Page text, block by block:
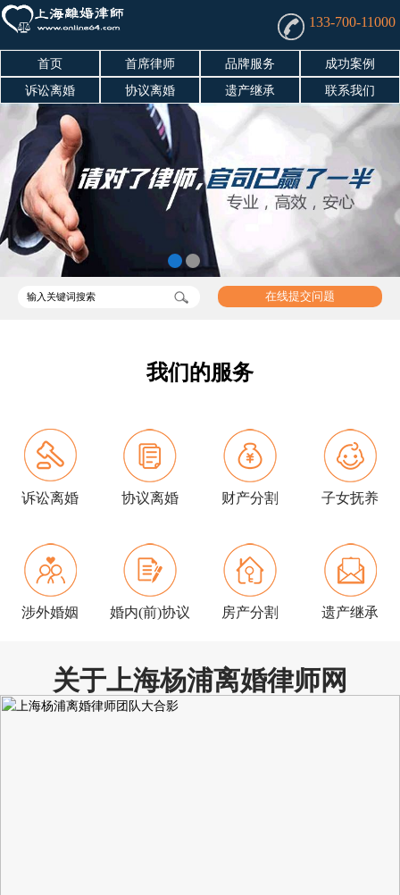
133-700-11000
首页 首席律师 品牌服务
成功案例
诉讼离婚
协议离婚 遗产继承 联系我们
在线提交问题
我们的服务
诉讼离婚 协议离婚 财产分割 子女抚养
涉外婚姻 婚内(前)协议 房产分割 遗产继承
关于上海杨浦离婚律师网